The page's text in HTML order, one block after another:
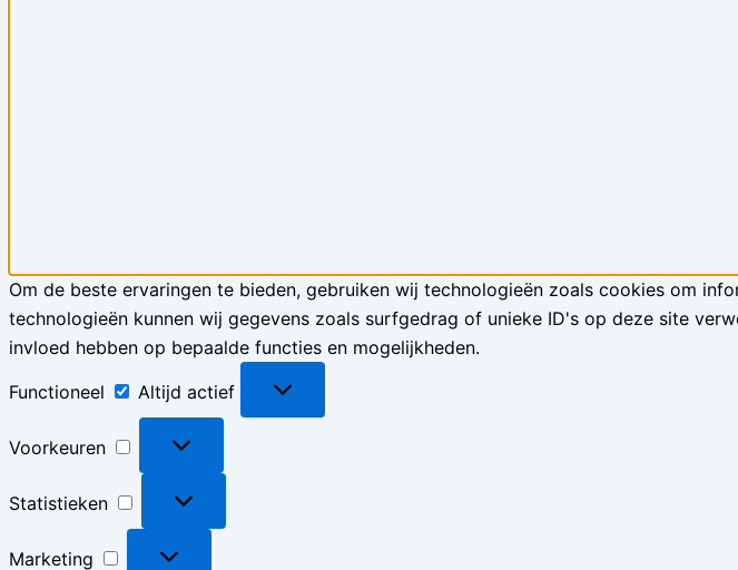
Om de beste ervaringen te bieden, gebruiken wij technologieën zoals cookies om
technologieën kunnen wij gegevens zoals surfgedrag of unieke ID's op deze site
invloed hebben op bepaalde functies en mogelijkheden.
Functioneel
Altijd actief
Voorkeuren
Voorkeuren
Statistieken
Statistieken
Marketing
Marketing